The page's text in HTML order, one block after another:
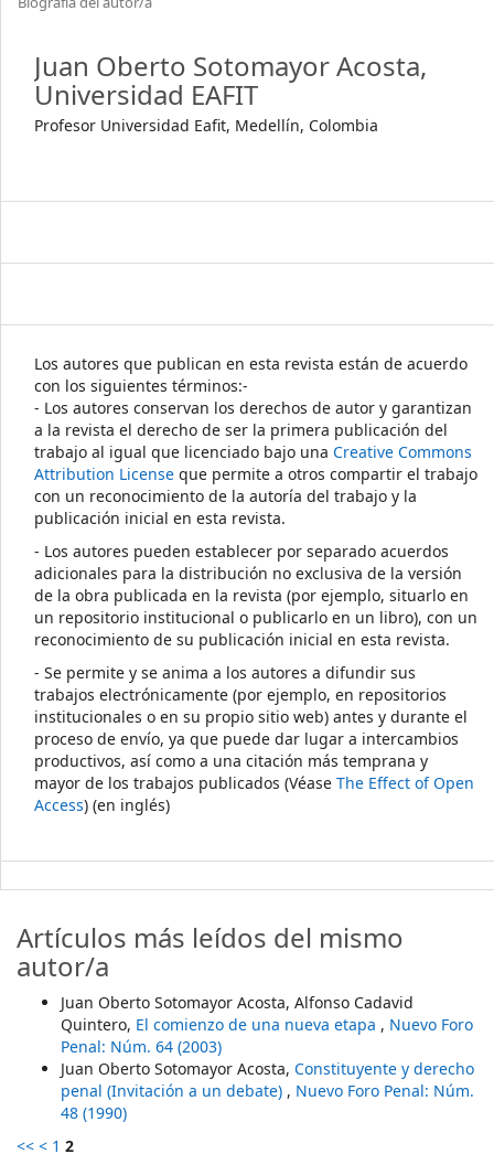
Juan Oberto Sotomayor Acosta,
Universidad EAFIT
Profesor Universidad Eafit, Medellín, Colombia
Los autores que publican en esta revista están de acuerdo
con los siguientes términos:-
- Los autores conservan los derechos de autor y garantizan
a la revista el derecho de ser la primera publicación del
trabajo al igual que licenciado bajo una Creative Commons
Attribution License que permite a otros compartir el trabajo
con un reconocimiento de la autoría del trabajo y la
publicación inicial en esta revista.
- Los autores pueden establecer por separado acuerdos
adicionales para la distribución no exclusiva de la versión
de la obra publicada en la revista (por ejemplo, situarlo en
un repositorio institucional o publicarlo en un libro), con un
reconocimiento de su publicación inicial en esta revista.
- Se permite y se anima a los autores a difundir sus
trabajos electrónicamente (por ejemplo, en repositorios
institucionales o en su propio sitio web) antes y durante el
proceso de envío, ya que puede dar lugar a intercambios
productivos, así como a una citación más temprana y
mayor de los trabajos publicados (Véase The Effect of Open
Access) (en inglés)
Artículos más leídos del mismo
autor/a
Juan Oberto Sotomayor Acosta, Alfonso Cadavid
Quintero, El comienzo de una nueva etapa , Nuevo Foro
Penal: Núm. 64 (2003)
Juan Oberto Sotomayor Acosta, Constituyente y derecho
penal (Invitación a un debate) , Nuevo Foro Penal: Núm.
48 (1990)
<< < 1 2